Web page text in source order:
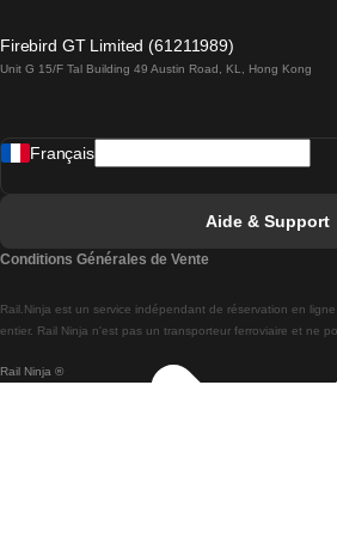
Trains de Lisbonne à
Trains de Lisbonne à
Trains de Braga à
Firebird GT Limited (61211989)
Unit G 15/F Tal Building 49 Austin Road, KL, Hong Kong
Rail Ninja ®
Rail.Ninja est un service indépendant de réservation en
entier. Rail Ninja n'est pas un transporteur ferroviaire et ne
Français
Aide & Support
Conditions Générales de Vente